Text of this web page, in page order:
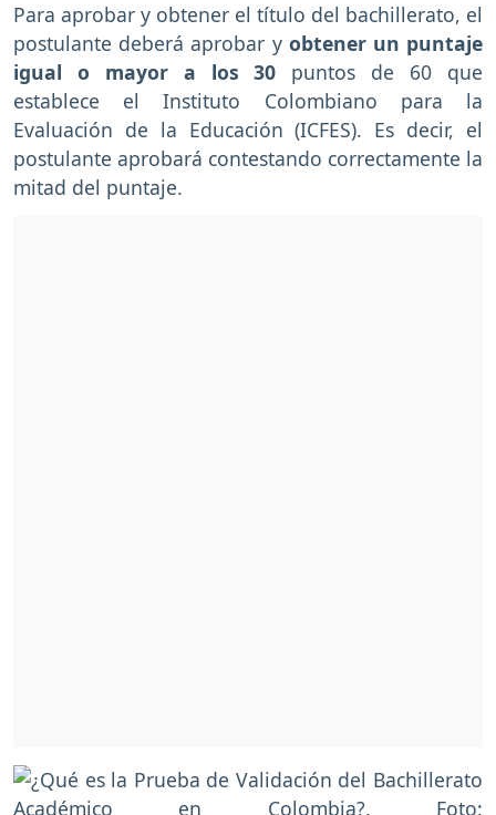
Para aprobar y obtener el título del bachillerato, el
postulante deberá aprobar y obtener un puntaje
igual o mayor a los 30 puntos de 60 que
establece el Instituto Colombiano para la
Evaluación de la Educación (ICFES). Es decir, el
postulante aprobará contestando correctamente la
mitad del puntaje.